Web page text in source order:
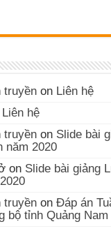
truyền on Liên hệ
Liên hệ
truyền on Slide bài
năm 2020
on Slide bài giảng
truyền onĐáp án
bộ tỉnh Quảng